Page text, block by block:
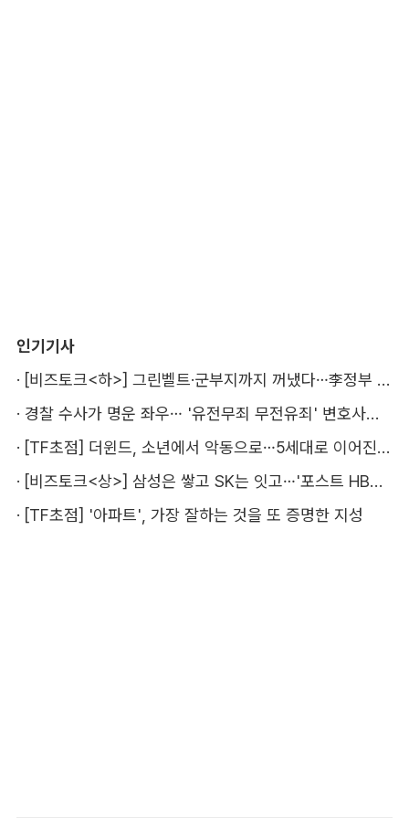
인기기사
·
[비즈토크<하>] 그린벨트·군부지까지 꺼냈다…李정부 '공급 속도전' 통할까
·
경찰 수사가 명운 좌우… '유전무죄 무전유죄' 변호사비 부담 우려
·
[TF초점] 더윈드, 소년에서 악동으로…5세대로 이어진 지코·박경
·
[비즈토크<상>] 삼성은 쌓고 SK는 잇고…'포스트 HBM' 주도권 누가 잡을까
· [TF초점] '아파트', 가장 잘하는 것을 또 증명한 지성